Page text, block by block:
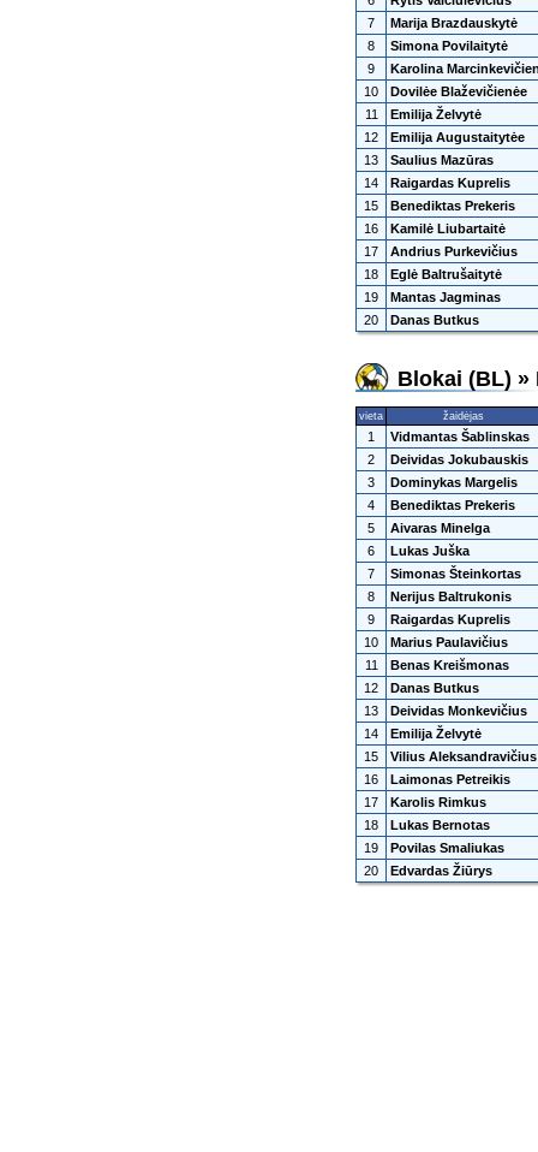
7
Marija Brazdauskytė
8
Simona Povilaitytė
9
Karolina
10
Dovilėe Blaževičienėe
11
Emilija Želvytė
12
Emilija Augustaitytėe
13
Saulius Mazūras
14
Raigardas Kuprelis
15
Benediktas Prekeris
16
Kamilė Liubartaitė
17
Andrius Purkevičius
18
Eglė Baltrušaitytė
19
Mantas Jagminas
20
Danas Butkus
Blokai (BL) »
vieta žaidėjas
1
Vidmantas Šablinskas
2
Deividas Jokubauskis
3
Dominykas Margelis
4
Benediktas Prekeris
5
Aivaras Minelga
6
Lukas Juška
7
Simonas Šteinkortas
8
Nerijus Baltrukonis
9
Raigardas Kuprelis
10
Marius Paulavičius
11
Benas Kreišmonas
12
Danas Butkus
13
Deividas Monkevičius
14
Emilija Želvytė
15
Vilius Aleksandravičius
16
Laimonas Petreikis
17
Karolis Rimkus
18
Lukas Bernotas
19
Povilas Smaliukas
20
Edvardas Žiūrys